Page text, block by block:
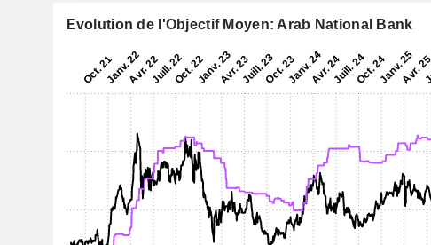
Evolution de l'Objectif Moyen: Arab National Bank